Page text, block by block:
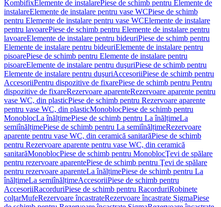
KombifixElemente de instalarePiese de schimb pentru Elemente de
instalareElemente de instalare pentru vase WCPiese de schimb
pentru Elemente de instalare pentru vase WCElemente de instalare
pentru lavoarePiese de schimb pentru Elemente de instalare pentru
lavoareElemente de instalare pentru bideuriPiese de schimb pentru
Elemente de instalare pentru bideuriElemente de instalare pentru
pisoarePiese de schimb pentru Elemente de instalare pentru
pisoareElemente de instalare pentru duşuriPiese de schimb pentru
Elemente de instalare pentru duşuriAccesoriiPiese de schimb pentru
AccesoriiPentru dispozitive de fixarePiese de schimb pentru Pentru
dispozitive de fixareRezervoare aparenteRezervoare aparente pentru
vase WC, din plasticPiese de schimb pentru Rezervoare aparente
pentru vase WC, din plasticMonoblocPiese de schimb pentru
MonoblocLa înălțimePiese de schimb pentru La înălțimeLa
semiînălțimePiese de schimb pentru La semiînălțimeRezervoare
aparente pentru vase WC, din ceramică sanitarăPiese de schimb
pentru Rezervoare aparente pentru vase WC, din ceramică
sanitarăMonoblocPiese de schimb pentru MonoblocŢevi de spălare
pentru rezervoare aparentePiese de schimb pentru Ţevi de spălare
pentru rezervoare aparenteLa înălțimePiese de schimb pentru La
înălțimeLa semiînălțimeAccesoriiPiese de schimb pentru
AccesoriiRacorduriPiese de schimb pentru RacorduriRobinete
colţarMufeRezervoare încastrateRezervoare încastrate SigmaPiese